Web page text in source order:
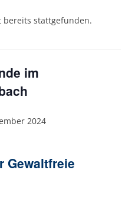
bereits stattgefunden.
im
2024
Gewaltfreie